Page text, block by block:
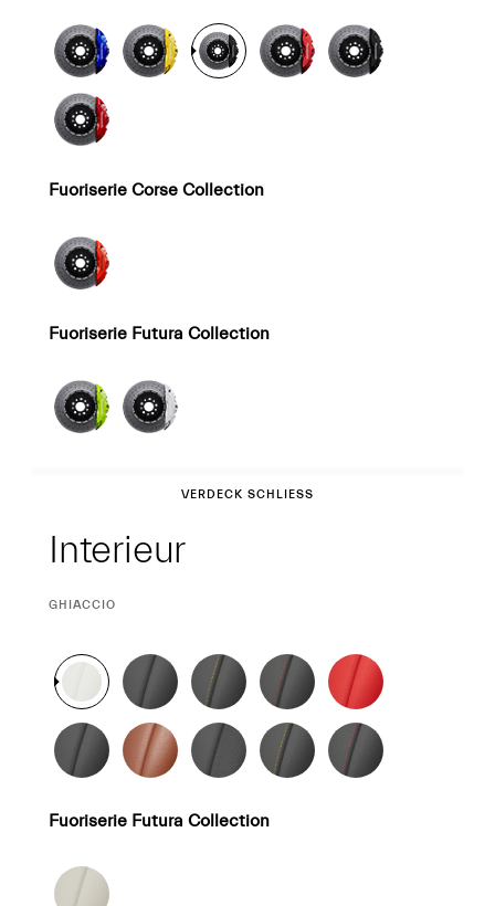
Fuoriserie Corse Collection
Fuoriserie Futura Collection
InterieurVERDECK SCHLIESSEN
Interieur
CURRENT
GHIACCIO
Fuoriserie Futura Collection